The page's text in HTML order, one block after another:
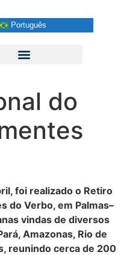
Português
do
foi realizado o Retiro
do Verbo, em Palmas–
vindas de diversos
Amazonas, Rio de
reunindo cerca de 200